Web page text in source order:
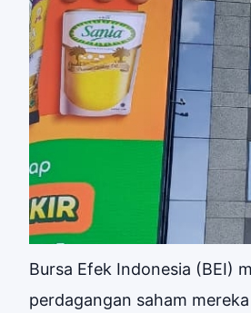
Bursa Efek Indonesia (BEI)
perdagangan saham